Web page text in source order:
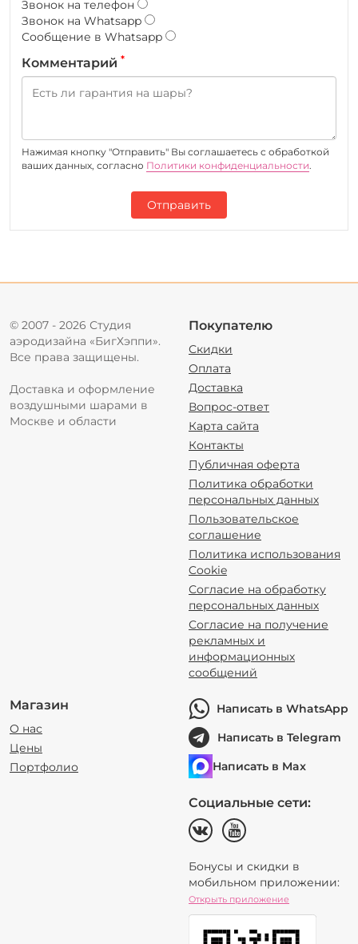
Звонок на телефон
Звонок на Whatsapp
Сообщение в Whatsapp
Комментарий *
Нажимая кнопку "Отправить" Вы соглашаетесь c обработкой
ваших данных, согласно Политики конфиденциальности.
Отправить
© 2007 - 2026 Студия
аэродизайна «БигХэппи».
Все права защищены.
Доставка и оформление
воздушными шарами в
Москве и области
Покупателю
Скидки
Оплата
Доставка
Вопрос-ответ
Карта сайта
Контакты
Публичная оферта
Политика обработки
персональных данных
Пользовательское
соглашение
Политика использования
Cookie
Согласие на обработку
персональных данных
Согласие на получение
рекламных и
информационных
сообщений
Магазин
О нас
Цены
Портфолио
Написать в WhatsApp
Написать в Telegram
Написать в Max
Социальные сети:
Бонусы и скидки в
мобильном приложении:
Открыть приложение